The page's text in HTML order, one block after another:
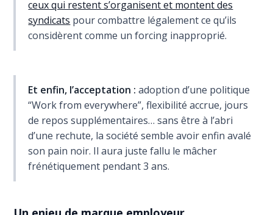
ceux qui restent s’organisent et montent des
syndicats pour combattre légalement ce qu’ils
considèrent comme un forcing inapproprié.
Et enfin, l’acceptation : adoption d’une politique
“Work from everywhere”, flexibilité accrue, jours
de repos supplémentaires… sans être à l’abri
d’une rechute, la société semble avoir enfin avalé
son pain noir. Il aura juste fallu le mâcher
frénétiquement pendant 3 ans.